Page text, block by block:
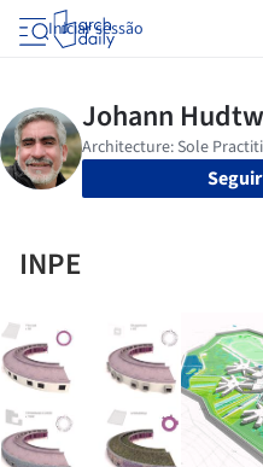
Iniciar sessão
Seguir
INPE